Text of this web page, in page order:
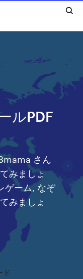
ルPDF
さん
みましょ
ゲーム, なぞ
みましょ
ド